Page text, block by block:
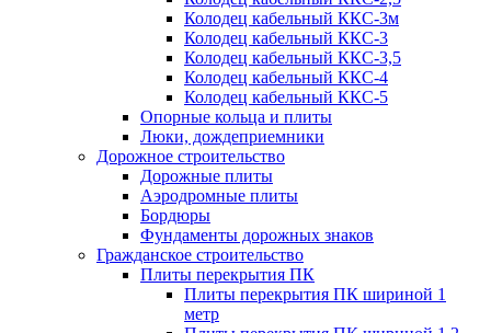
Колодец кабельный ККС-3м
Колодец кабельный ККС-3
Колодец кабельный ККС-3,5
Колодец кабельный ККС-4
Колодец кабельный ККС-5
Опорные кольца и плиты
Люки, дождеприемники
Дорожное строительство
Дорожные плиты
Аэродромные плиты
Бордюры
Фундаменты дорожных знаков
Гражданское строительство
Плиты перекрытия ПК
Плиты перекрытия ПК шириной 1
метр